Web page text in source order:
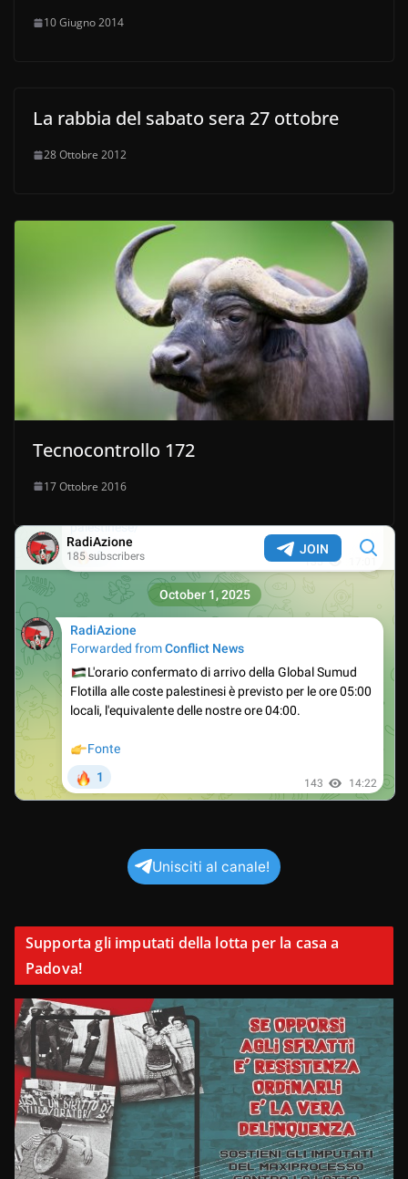
10 Giugno 2014
La rabbia del sabato sera 27 ottobre
28 Ottobre 2012
Tecnocontrollo 172
17 Ottobre 2016
Unisciti al canale!
Supporta gli imputati della lotta per la casa a
Padova!